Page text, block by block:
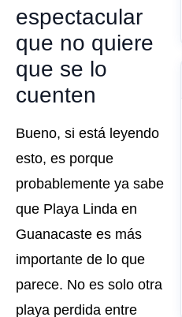
espectacular
que no quiere
que se lo
cuenten
Bueno, si está leyendo
esto, es porque
probablemente ya sabe
que Playa Linda en
Guanacaste es más
importante de lo que
parece. No es solo otra
playa perdida entre